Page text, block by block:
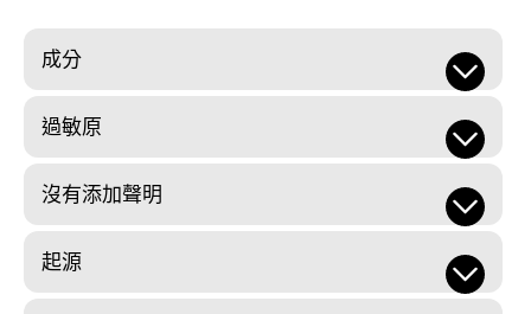
成分
過敏原
沒有添加聲明
起源